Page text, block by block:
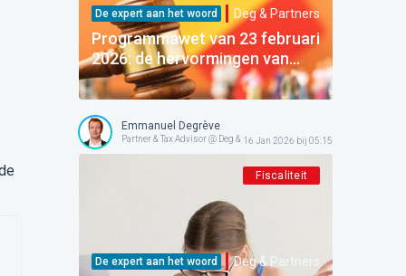
De expert aan het woord Deg & Partners
Programmawet van 23 februari
2026: de hervormingen van
Titel 2 „Financiën” ontcijferd
(Doc 56 1378/001)
Emmanuel Degrève
Partner & Tax Advisor @ Deg & Partners16 Jan 2026 bij 05:15
Fiscaliteit
De expert aan het woord Deg & Partners